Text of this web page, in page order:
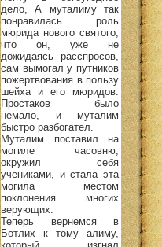
дело, А муталиму так
понравилась роль
мюрида нового святого,
что он, уже не
дожидаясь расспросов,
сам вымогал у путников
пожертвования в пользу
шейха и его мюридов.
Простаков было
немало, и муталим
быстро разбогател.
Муталим поставил на
могиле часовню,
окружил себя
учениками, и стала эта
могила местом
поклонения многих
верующих.
Теперь вернемся в
Ботлих к тому алиму,